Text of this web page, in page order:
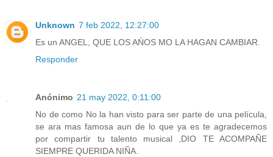
Unknown 7 feb 2022, 12:27:00
Es un ANGEL, QUE LOS AŃOS MO LA HAGAN CAMBIAR.
Responder
Anónimo 21 may 2022, 0:11:00
No de como No la han visto para ser parte de una película,
se ara mas famosa aun de lo que ya es te agradecemos
por compartir tu talento musical ,DIO TE ACOMPAÑE
SIEMPRE QUERIDA NIÑA.